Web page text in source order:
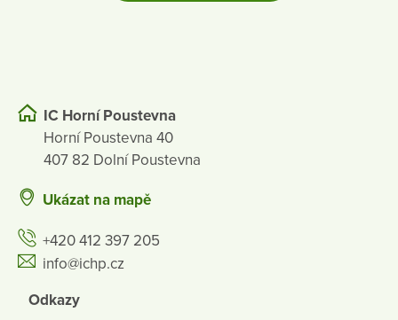
IC Horní Poustevna
Horní Poustevna 40
407 82 Dolní Poustevna
Ukázat na mapě
+420 412 397 205
info@ichp.cz
Odkazy